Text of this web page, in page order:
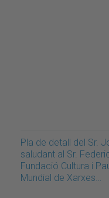
Pla de detall del Sr.
saludant al Sr.
Fundació Cultura i
Mundial de Xarxes…